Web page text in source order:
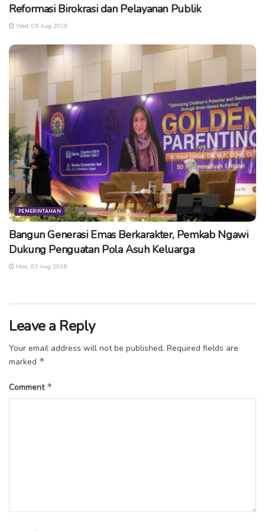
Reformasi Birokrasi dan Pelayanan Publik
Wed, 05 Aug 2026
PEMERINTAHAN
Bangun Generasi Emas Berkarakter, Pemkab Ngawi
Dukung Penguatan Pola Asuh Keluarga
Mon, 03 Aug 2026
Leave a Reply
Your email address will not be published. Required fields are
marked *
Comment *